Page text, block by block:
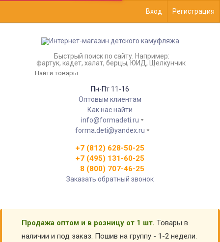
Вход Регистрация
Быстрый поиск по сайту. Например:
фартук, кадет, халат, берцы, ЮИД, Щелкунчик
Пн-Пт 11-16
Оптовым клиентам
Как нас найти
info@formadeti.ru
forma.deti@yandex.ru
+7 (812) 628-50-25
+7 (495) 131-60-25
8 (800) 707-46-25
Заказать обратный звонок
Продажа оптом и в розницу от 1 шт. Товары в
наличии и под заказ. Пошив на группу - 1-2 недели.